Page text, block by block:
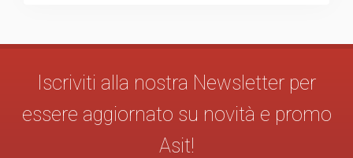
Iscriviti alla nostra Newsletter per
essere aggiornato su novità e promo
Asit!